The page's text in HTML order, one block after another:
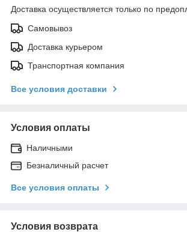
Доставка осуществляется только по
Самовывоз
Доставка курьером
Транспортная компания
Все условия доставки
Условия оплаты
Наличными
Безналичный расчет
Все условия оплаты
Условия возврата